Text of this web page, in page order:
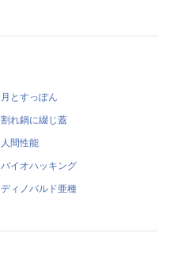
月とすっぽん
割れ鍋に綴じ蓋
人間性能
バイオハッキング
ディノバルド亜種